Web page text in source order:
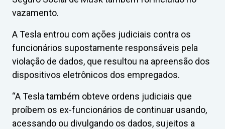
vazamento.
A Tesla entrou com ações judiciais contra os
funcionários supostamente responsáveis pela
violação de dados, que resultou na apreensão dos
dispositivos eletrônicos dos empregados.
“A Tesla também obteve ordens judiciais que
proíbem os ex-funcionários de continuar usando,
acessando ou divulgando os dados, sujeitos a